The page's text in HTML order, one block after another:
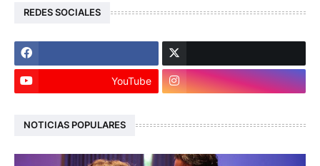
REDES SOCIALES
YouTube
NOTICIAS POPULARES